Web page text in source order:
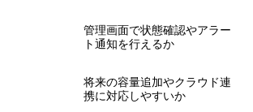
管理画面で状態確認やアラー
ト通知を行えるか
将来の容量追加やクラウド連
携に対応しやすいか